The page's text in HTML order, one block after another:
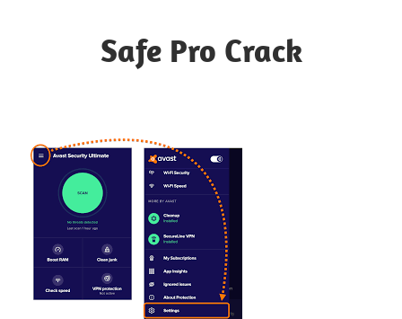
Safe Pro Crack